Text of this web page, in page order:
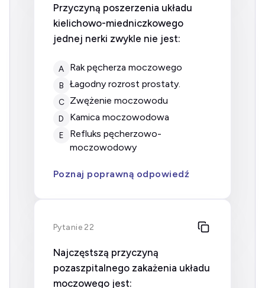
Przyczyną poszerzenia układu
kielichowo-miedniczkowego
jednej nerki zwykle nie jest:
A rak pęcherza moczowego
B łagodny rozrost prostaty.
C zwężenie moczowodu
D kamica moczowodowa
E
refluks pęcherzowo-
moczowodowy
Poznaj poprawną odpowiedź
Pytanie 22
Najczęstszą przyczyną
pozaszpitalnego zakażenia układu
moczowego jest: